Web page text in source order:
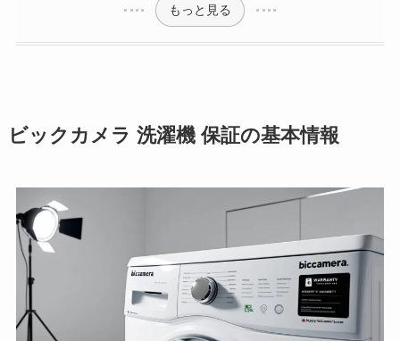
もっと見る
ビックカメラ 洗濯機 保証の基本情報